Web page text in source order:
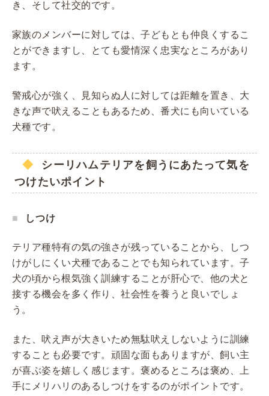
き、そして社交的です。
家族のメンバーに対しては、子どもとも仲良くするこ
とができますし、とても愛情深く忠実なところがあり
ます。
警戒心が強く、見知らぬ人に対しては距離を置き、大
きな声で吠えることもあるため、番犬にも向いている
犬種です。
シーリハムテリアを飼うにあたって気を
つけたいポイント
しつけ
テリア種特有の気の強さが残っていることから、しつ
けがしにくい犬種であることでも知られています。子
犬の頃から根気強く訓練することが肝心で、他の犬と
接する機会を多く作り、社会性を養うと良いでしょ
う。
また、吠え声が大きいため無駄吠えしないように訓練
することも必要です。頑固な面もありますが、飼い主
が喜ぶ姿を嬉しく感じます。褒めるところは褒め、上
手にメリハリのあるしつけをするのがポイントです。